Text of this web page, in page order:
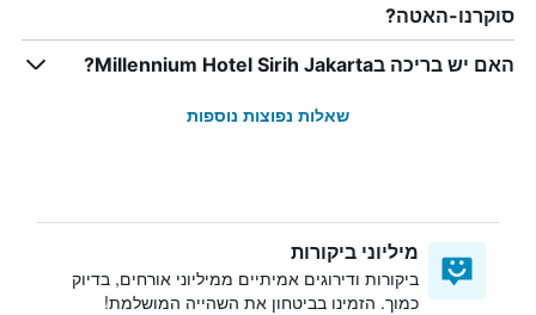
סוקרנו-האטה?
האם יש בריכה בMillennium Hotel Sirih Jakarta?
שאלות נפוצות נוספות
מיליוני ביקורות
ביקורות ודירוגים אמיתיים ממיליוני אורחים, בדיוק
כמוך. הזמינו בביטחון את השהייה המושלמת!